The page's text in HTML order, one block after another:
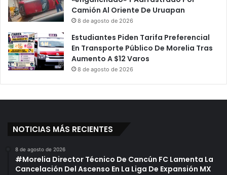
Camión Al Oriente De Uruapan
8 de agosto de 2026
Estudiantes Piden Tarifa Preferencial
En Transporte Público De Morelia Tras
Aumento A $12 Varos
8 de agosto de 2026
NOTICIAS MÁS RECIENTES
8 de agosto de 2026
#Morelia Director Técnico De Cancún FC Lamenta La
Cancelación Del Ascenso En La Liga De Expansión MX